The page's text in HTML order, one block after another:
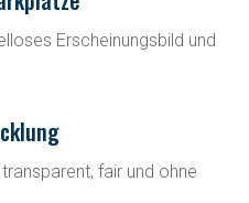
Erscheinungsbild und
fair und ohne